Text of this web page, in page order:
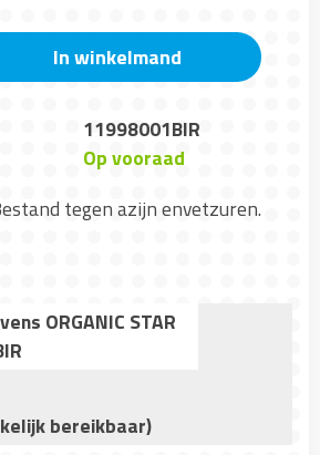
In winkelmand
11998001BIR
Op vooraad
tegen azijn envetzuren.
ORGANIC STAR
bereikbaar)